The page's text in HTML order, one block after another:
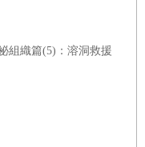
組織篇(5)：溶洞救援